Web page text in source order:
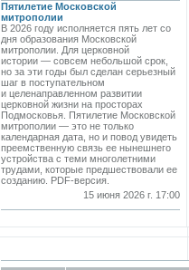
Пятилетие Московской
митрополии
В 2026 году исполняется пять лет со
дня образования Московской
митрополии. Для церковной
истории — совсем небольшой срок,
но за эти годы был сделан серьезный
шаг в поступательном
и целенаправленном развитии
церковной жизни на просторах
Подмосковья. Пятилетие Московской
митрополии — это не только
календарная дата, но и повод увидеть
преемственную связь ее нынешнего
устройства с теми многолетними
трудами, которые предшествовали ее
созданию. PDF-версия.
15 июня 2026 г. 17:00